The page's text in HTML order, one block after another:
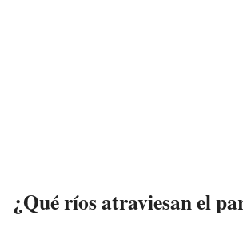
¿Qué ríos atraviesan el